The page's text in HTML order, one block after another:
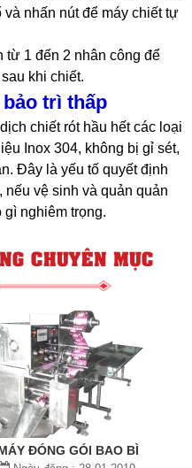
nhấn nút để máy chiết tự
từ 1 đến 2 nhân công để
khi chiết.
trì thấp
chiết rót hầu hết các loại
Inox 304, không bị gỉ sét,
Đây là yếu tố quyết định
nếu vệ sinh và quản quản
nghiêm trọng.
CHUYÊN MỤC
ĐÓNG GÓI BAO BÌ